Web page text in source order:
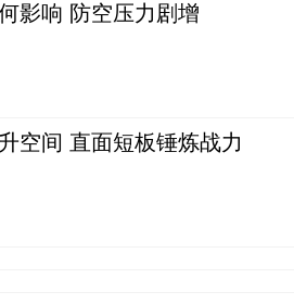
影响 防空压力剧增
空间 直面短板锤炼战力